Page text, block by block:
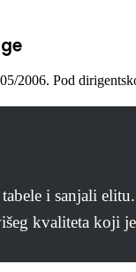
2006. Pod
i sanjali
kvaliteta koji